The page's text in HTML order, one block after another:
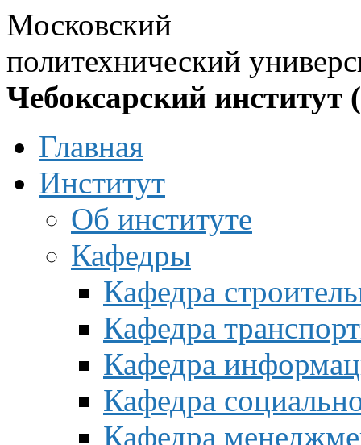
Московский
политехнический
Чебоксарский институт
Главная
Институт
Об институте
Кафедры
Кафедра
Кафедра
Кафедра
Кафедра
Кафедра